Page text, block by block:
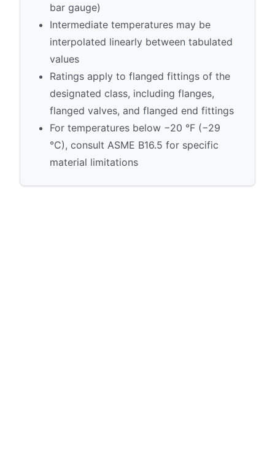
bar gauge)
Intermediate temperatures may be
interpolated linearly between tabulated
values
Ratings apply to flanged fittings of the
designated class, including flanges,
flanged valves, and flanged end fittings
For temperatures below −20 °F (−29
°C), consult ASME B16.5 for specific
material limitations